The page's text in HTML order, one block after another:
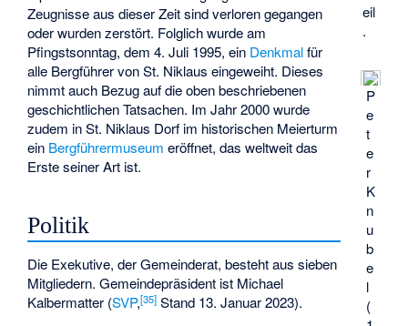
eil
.
P
e
t
e
r
K
n
u
b
e
l
(
Zeugnisse aus dieser Zeit sind verloren gegangen
oder wurden zerstört. Folglich wurde am
Pfingstsonntag, dem 4. Juli 1995, ein Denkmalfür
alle Bergführer von St. Niklaus eingeweiht. Dieses
nimmt auch Bezug auf die oben beschriebenen
geschichtlichen Tatsachen. Im Jahr 2000 wurde
zudem in St. Niklaus Dorf im historischen Meierturm
ein Bergführermuseum eröffnet, das weltweit das
Erste seiner Art ist.
Politik
Die Exekutive, der Gemeinderat, besteht aus sieben
Mitgliedern. Gemeindepräsident ist Michael
Kalbermatter (SVP,[35] Stand 13. Januar 2023).